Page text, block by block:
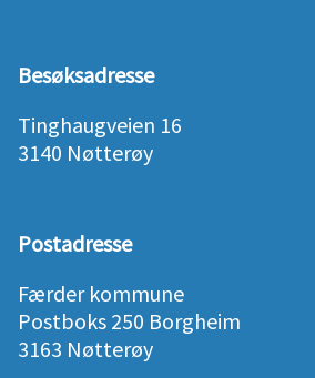
Besøksadresse
Tinghaugveien 16
3140 Nøtterøy
Postadresse
Færder kommune
Postboks 250 Borgheim
3163 Nøtterøy